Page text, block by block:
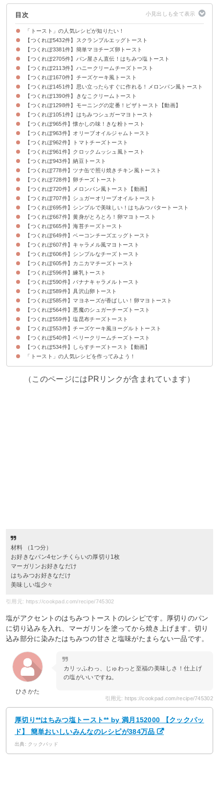
目次
「トースト」の人気レシピが知りたい！
【つくれぽ5432件】スクランブルエッグトースト
【つくれぽ3381件】簡単マヨチーズ卵トースト
【つくれぽ2705件】パン屋さん直伝！はちみつ塩トースト
【つくれぽ2113件】ハニークリームチーズトースト
【つくれぽ1670件】チーズケーキ風トースト
【つくれぽ1451件】思い立ったらすぐに作れる！メロンパン風トースト
【つくれぽ1390件】きなこクリームトースト
【つくれぽ1298件】モーニングの定番！ピザトースト【動画】
【つくれぽ1051件】はちみつシュガーマヨトースト
【つくれぽ965件】懐かしの味！きな粉トースト
【つくれぽ963件】オリーブオイルジャムトースト
【つくれぽ962件】トマトチーズトースト
【つくれぽ961件】クロックムッシュ風トースト
【つくれぽ943件】納豆トースト
【つくれぽ778件】ツナ缶で照り焼きチキン風トースト
【つくれぽ728件】卵チーズトースト
【つくれぽ720件】メロンパン風トースト【動画】
【つくれぽ707件】シュガーオリーブオイルトースト
【つくれぽ695件】シンプルで美味しい！はちみつバタートースト
【つくれぽ667件】黄身がとろとろ！卵マヨトースト
【つくれぽ665件】海苔チーズトースト
【つくれぽ649件】ベーコンチーズエッグトースト
【つくれぽ607件】キャラメル風マヨトースト
【つくれぽ606件】シンプルなチーズトースト
【つくれぽ605件】カニカマチーズトースト
【つくれぽ596件】練乳トースト
【つくれぽ590件】バナナキャラメルトースト
【つくれぽ589件】具沢山卵トースト
【つくれぽ585件】マヨネーズが香ばしい！卵マヨトースト
【つくれぽ564件】悪魔のシュガーチーズトースト
【つくれぽ559件】塩昆布チーズトースト
【つくれぽ553件】チーズケーキ風ヨーグルトトースト
【つくれぽ540件】ベリークリームチーズトースト
【つくれぽ534件】しらすチーズトースト【動画】
「トースト」の人気レシピを作ってみよう！
（このページにはPRリンクが含まれています）
材料 （1つ分）
お好きなパン4センチくらいの厚切り1枚
マーガリンお好きなだけ
はちみつお好きなだけ
美味しい塩少々
引用元: https://cookpad.com/recipe/745302
塩がアクセントのはちみつトーストのレシピです。厚切りのパン
に切り込みを入れ、マーガリンを塗ってから焼き上げます。切り
込み部分に染みたはちみつの甘さと塩味がたまらない一品です。
ひさかた
カリッふわっ、じゅわっと至福の美味しさ！仕上げ
の塩がいいですね。
引用元: https://cookpad.com/recipe/745302
厚切り**はちみつ塩トースト** by 満月152000 【クックパッ
ド】 簡単おいしいみんなのレシピが384万品
出典: クックパッド